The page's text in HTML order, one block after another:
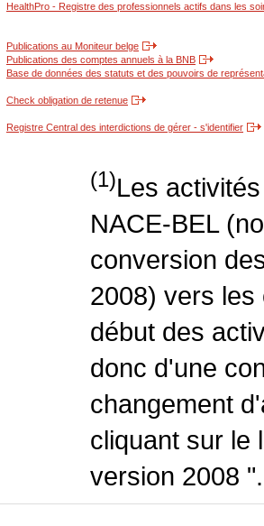
HealthPro - Registre des professionnels actifs dans les
Publications au Moniteur belge
Publications des comptes annuels à la BNB
Base de données des statuts et des pouvoirs de
Check obligation de retenue
Registre Central des interdictions de gérer - s'identifier
(1)Les
NACE-BEL
conversion
2008) vers les
début des
donc d'une
changement
cliquant sur le
version 2008 ".